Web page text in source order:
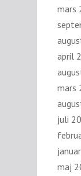
mars
april
mars
juli
maj